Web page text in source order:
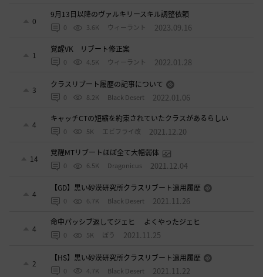
0
9月13日以降のヴァルキリースキル調整依頼
0 3.6K ウィーラント 2023.09.16
1
覚醒VK リブート修正案
0 4.5K ウィーラント 2022.01.28
3
クラスリブート履歴の記事について
0 8.2K Black Desert 2022.01.06
4
キャッチCTの短縮を約束されていたクラスがあるらしい
0 5K エビフライ改 2021.12.20
14
覚醒MTリブートほぼ全て大幅弱体
0 6.5K Dragonicus 2021.12.04
4
【GD】黒い砂漠研究所クラスリブート適用履歴
0 6.7K Black Desert 2021.11.26
4
命中パッシブ返してジェヒ よくやったジェヒ
0 5K ぽう 2021.11.25
2
【HS】黒い砂漠研究所クラスリブート適用履歴
0 4.7K Black Desert 2021.11.22